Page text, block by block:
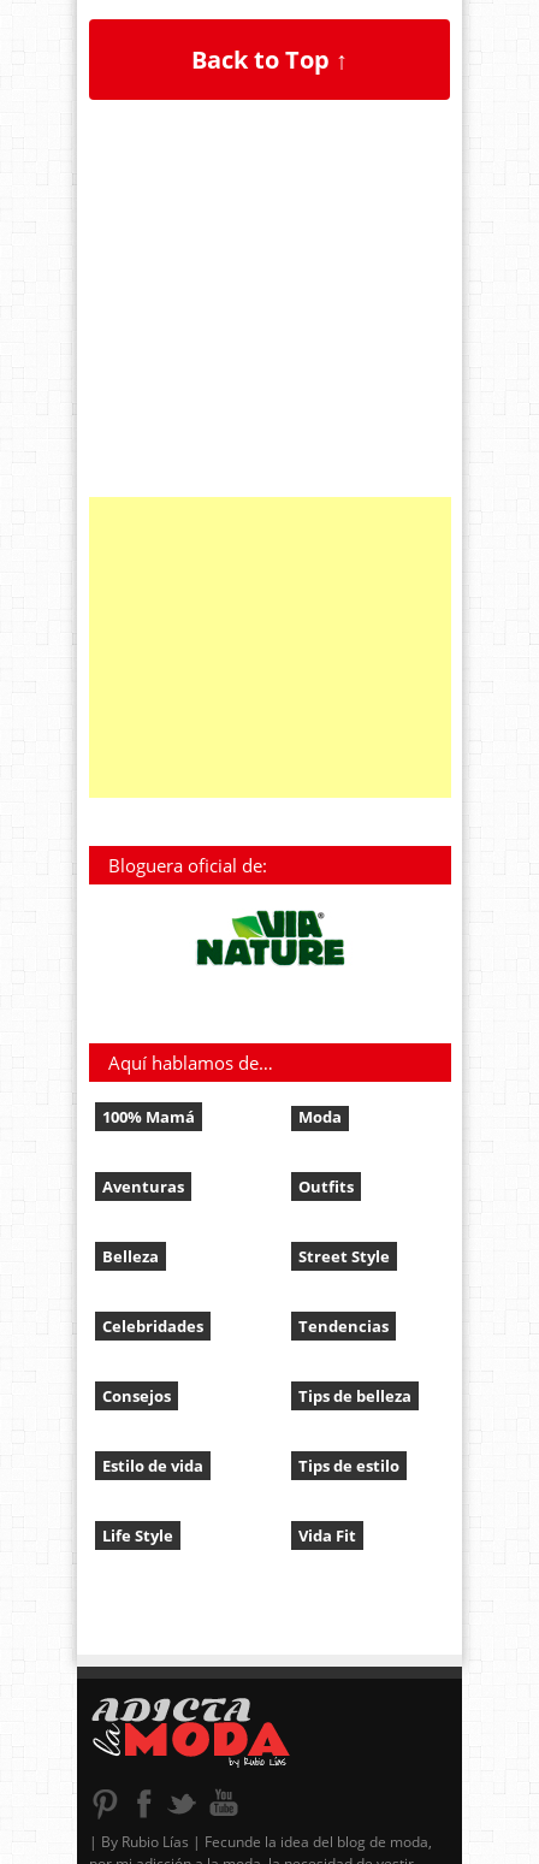
Back to Top ↑
Bloguera oficial de:
Aquí hablamos de…
100% Mamá
Aventuras
Belleza
Celebridades
Consejos
Estilo de vida
Life Style
Moda
Outfits
Street Style
Tendencias
Tips de belleza
Tips de estilo
Vida Fit
| By Rubio Lías | Fecunde la idea del blog de moda,